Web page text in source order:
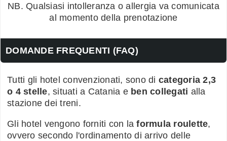
NB. Qualsiasi intolleranza o allergia va comunicata
al momento della prenotazione
DOMANDE FREQUENTI (FAQ)
Tutti gli hotel convenzionati, sono di categoria 2,3
o 4 stelle, situati a Catania e ben collegati alla
stazione dei treni.
Gli hotel vengono forniti con laformula roulette,
ovvero secondo l'ordinamento di arrivo delle